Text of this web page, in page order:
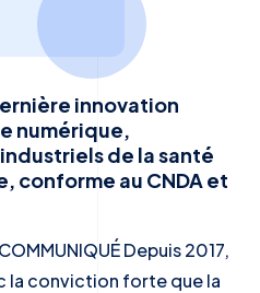
innovation
numérique,
de la santé
conforme au CNDA et
Depuis 2017,
la conviction forte que la